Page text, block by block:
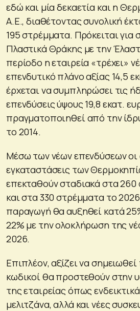
εδώ και μία δεκαετία και η
Α.Ε., διαθέτοντας συνολική
195 στρέμματα. Πρόκειται για
Πλαστικά Θράκης με την
περίοδο η εταιρεία «τρέχει»
επενδυτικό πλάνο αξίας 14,5
έρχεται να συμπληρώσει τις
επενδύσεις ύψους 19,8 εκατ.
πραγματοποιηθεί από την
το 2014.
Μέσω των νέων επενδύσεων οι
εγκαταστάσεις των
επεκταθούν σταδιακά στα
και στα 330 στρέμματα το
παραγωγή θα αυξηθεί κατά
22% με την ολοκλήρωση της
2026.
Επιπλέον, αξίζει να
κωδικοί θα προστεθούν στην
της εταιρείας όπως
μελιτζάνα, αλλά και νέες